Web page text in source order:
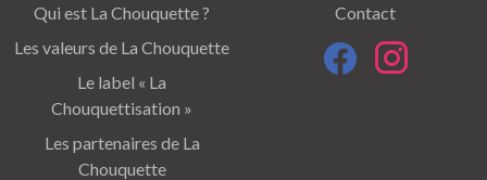
Qui est La Chouquette ?
Les valeurs de La Chouquette
Le label « La
Chouquettisation »
Les partenaires de La
Chouquette
Contact